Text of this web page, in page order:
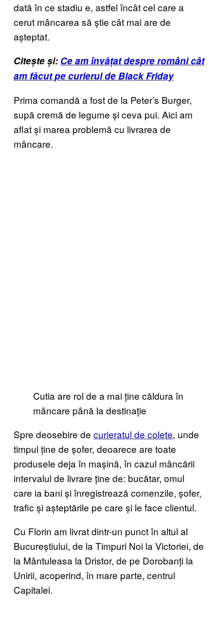
dată în ce stadiu e, astfel încât cel care a
cerut mâncarea să știe cât mai are de
așteptat.
Citește și: Ce am învățat despre români cât
am făcut pe curierul de Black Friday
Prima comandă a fost de la Peter’s Burger,
supă cremă de legume și ceva pui. Aici am
aflat și marea problemă cu livrarea de
mâncare.
Cutia are rol de a mai ține căldura în
mâncare până la destinație
Spre deosebire de curieratul de colete, unde
timpul ține de șofer, deoarece are toate
produsele deja în mașină, în cazul mâncării
intervalul de livrare ține de: bucătar, omul
care ia bani și înregistrează comenzile, șofer,
trafic și așteptările pe care și le face clientul.
Cu Florin am livrat dintr-un punct în altul al
Bucureștiului, de la Timpuri Noi la Victoriei, de
la Mântuleasa la Dristor, de pe Dorobanți la
Unirii, acoperind, în mare parte, centrul
Capitalei.